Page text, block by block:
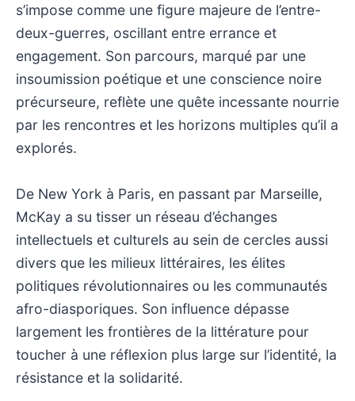
s’impose comme une figure majeure de l’entre-
deux-guerres, oscillant entre errance et
engagement. Son parcours, marqué par une
insoumission poétique et une conscience noire
précurseure, reflète une quête incessante nourrie
par les rencontres et les horizons multiples qu’il a
explorés.
De New York à Paris, en passant par Marseille,
McKay a su tisser un réseau d’échanges
intellectuels et culturels au sein de cercles aussi
divers que les milieux littéraires, les élites
politiques révolutionnaires ou les communautés
afro-diasporiques. Son influence dépasse
largement les frontières de la littérature pour
toucher à une réflexion plus large sur l’identité, la
résistance et la solidarité.